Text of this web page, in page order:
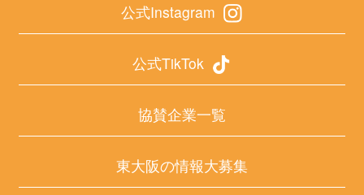
公式Instagram
公式TikTok
協賛企業一覧
東大阪の情報大募集